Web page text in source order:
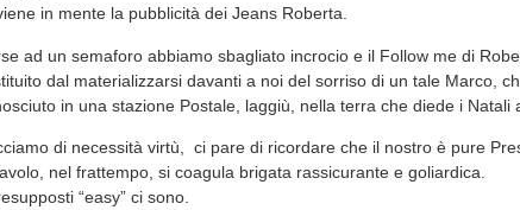
in mente la pubblicità dei Jeans Roberta.
ad un semaforo abbiamo sbagliato incrocio e il Follow me di
dal materializzarsi davanti a noi del sorriso di un tale Marco,
in una stazione Postale, laggiù, nella terra che diede i Natali
di necessità virtù, ci pare di ricordare che il nostro è pure
nel frattempo, si coagula brigata rassicurante e goliardica.
“easy” ci sono.